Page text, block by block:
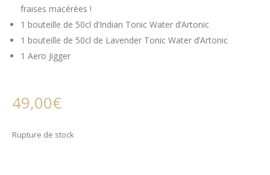
fraises macérées !
1 bouteille de 50cl d’Indian Tonic Water d’Artonic
1 bouteille de 50cl de Lavender Tonic Water d’Artonic
1 Aero Jigger
49,00€
Rupture de stock